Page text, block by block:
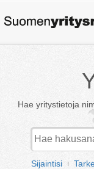
Hae yritystietoja
Sijaintisi